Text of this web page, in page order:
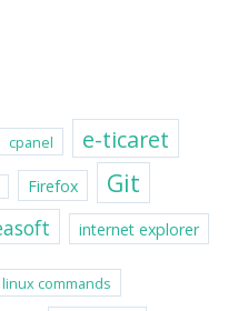
cpanel e-ticaret
Firefox Git
internet explorer
linux commands